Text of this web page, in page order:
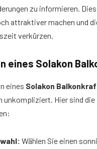
zu informieren.
attraktiver machen und
verkürzen.
eines Solakon
eines Solakon
unkompliziert. Hier sind
Wählen Sie einen